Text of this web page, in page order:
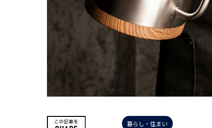
暮らし・住まい